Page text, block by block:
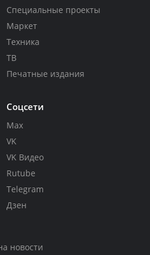
Специальные проекты
Маркет
Техника
ТВ
Печатные издания
Соцсети
Max
VK
VK Видео
Rutube
Telegram
Дзен
новости